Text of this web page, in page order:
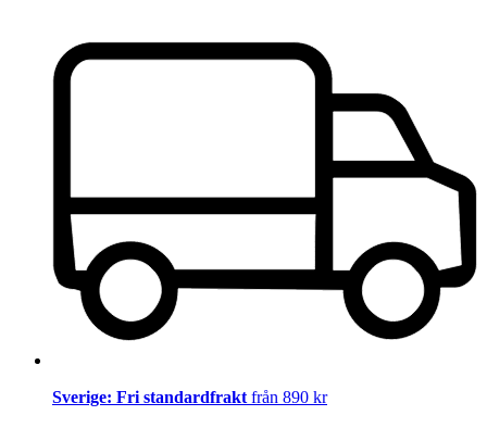
Sverige: Fri standardfrakt från 890 kr